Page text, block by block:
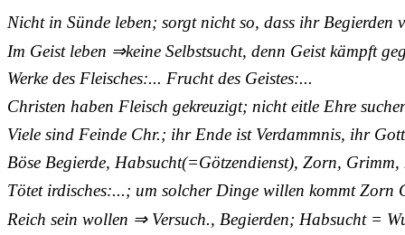
Nicht in Sünde leben; sorgt nicht so, dass ihr Begierden
Im Geist leben ⇒keine Selbstsucht, denn Geist kämpft
Werke des Fleisches:... Frucht des Geistes:...
Christen haben Fleisch gekreuzigt; nicht eitle Ehre
Viele sind Feinde Chr.; ihr Ende ist Verdammnis, ihr
Böse Begierde, Habsucht(=Götzendienst), Zorn, Grimm,
Tötet irdisches:...; um solcher Dinge willen kommt Zorn
Reich sein wollen ⇒ Versuch., Begierden; Habsucht =